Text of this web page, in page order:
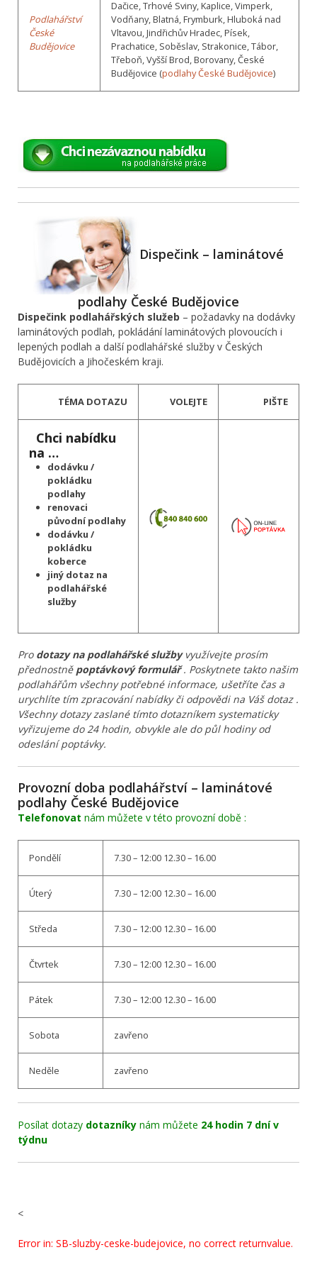
Podlahářství
České
Budějovice
Dačice, Trhové Sviny, Kaplice, Vimperk,
Vodňany, Blatná, Frymburk, Hluboká nad
Vltavou, Jindřichův Hradec, Písek,
Prachatice, Soběslav, Strakonice, Tábor,
Třeboň, Vyšší Brod, Borovany, České
Budějovice (podlahy České Budějovice)
Dispečink – laminátové
podlahy České Budějovice
Dispečink podlahářských služeb – požadavky na dodávky
laminátových podlah, pokládání laminátových plovoucích i
lepených podlah a další podlahářské služby v Českých
Budějovicích a Jihočeském kraji.
TÉMA DOTAZU VOLEJTE PIŠTE
Chci nabídku
na …
dodávku /
pokládku
podlahy
renovaci
původní podlahy
dodávku /
pokládku
koberce
jiný dotaz na
podlahářské
služby
Pro dotazy na podlahářské službyvyužívejte prosím
přednostně poptávkový formulář. Poskytnete takto našim
podlahářům všechny potřebné informace, ušetříte čas a
urychlíte tím zpracování nabídky či odpovědi na Váš dotaz .
Všechny dotazy zaslané tímto dotazníkem systematicky
vyřizujeme do 24 hodin, obvykle ale do půl hodiny od
odeslání poptávky.
Provozní doba podlahářství – laminátové
podlahy České Budějovice
Telefonovat nám můžete v této provozní době :
Pondělí 7.30 – 12:00 12.30 – 16.00
Úterý 7.30 – 12:00 12.30 – 16.00
Středa 7.30 – 12:00 12.30 – 16.00
Čtvrtek 7.30 – 12:00 12.30 – 16.00
Pátek 7.30 – 12:00 12.30 – 16.00
Sobota zavřeno
Neděle zavřeno
Posílat dotazy dotazníky nám můžete 24 hodin 7 dní v
týdnu
<
Error in: SB-sluzby-ceske-budejovice, no correct returnvalue.